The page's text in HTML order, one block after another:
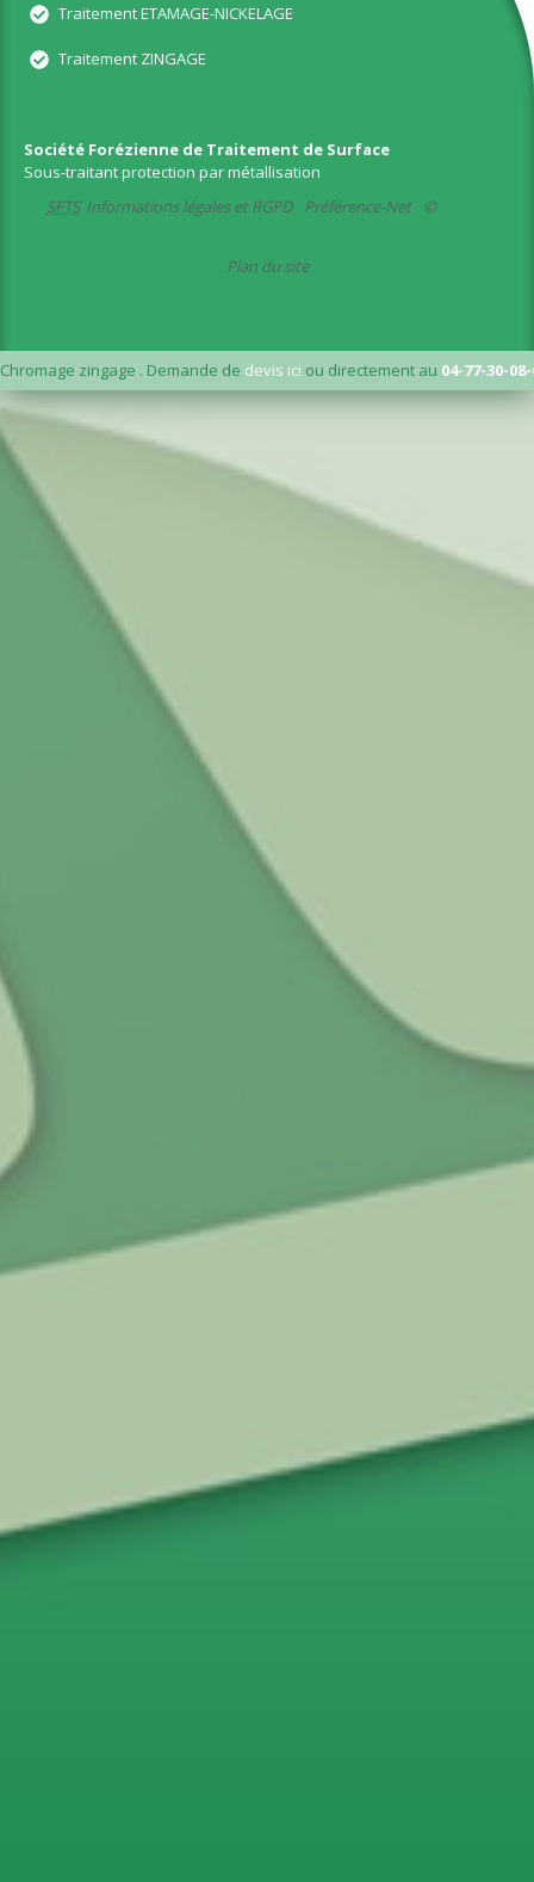
Traitement ETAMAGE-NICKELAGE
Traitement ZINGAGE
Société Forézienne de Traitement de Surface
Sous-traitant protection par métallisation
SFTS Informations légales et RGPD Préférence-Net ©
Plan du site
Chromage zingage . Demande de devis ici ou directement au 04-77-30-